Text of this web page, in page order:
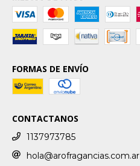
FORMAS DE ENVÍO
CONTACTANOS
1137973785
hola@arofragancias.com.ar